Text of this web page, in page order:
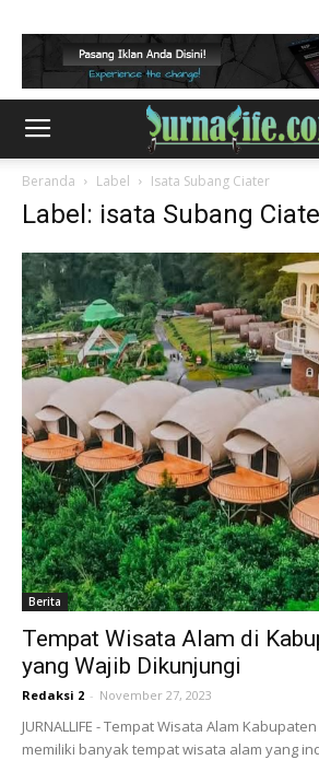
Beranda Label Isata Subang Ciater
Label: isata Subang
Berita
Tempat Wisata Alam di
yang Wajib Dikunjungi
Redaksi 2 - November 27, 2023
JURNALLIFE - Tempat Wisata Alam
memiliki banyak tempat wisata alam yang